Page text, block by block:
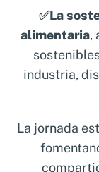
cómo
acceso a
consumidor.
reflexión
sobre los
Facilitar
✅La
alimentaria,
industria,
La jornada